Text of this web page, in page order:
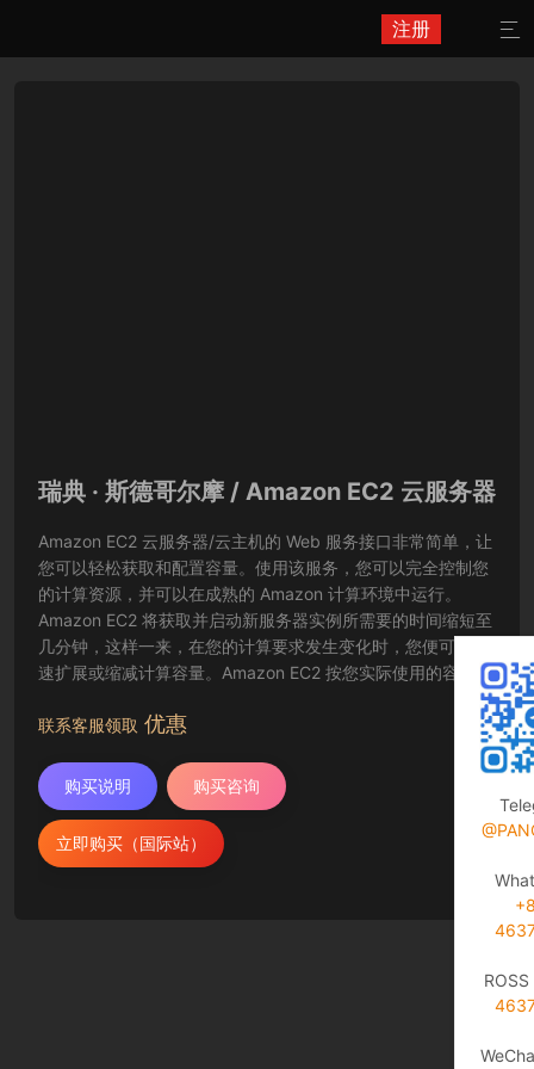
注册 
瑞典 · 斯德哥尔摩 / Amazon EC2 云服务器
Amazon EC2 云服务器/云主机的 Web 服务接口非常简单，让
您可以轻松获取和配置容量。使用该服务，您可以完全控制您
的计算资源，并可以在成熟的 Amazon 计算环境中运行。
Amazon EC2 将获取并启动新服务器实例所需要的时间缩短至
几分钟，这样一来，在您的计算要求发生变化时，您便可以快
速扩展或缩减计算容量。Amazon EC2 按您实际使用的容量收
费，改变了计算的成本结算方式。Amazon EC2 云服务器还为
开发人员提供了创建故障恢复应用程序以及排除常见故障情况
联系客服领取 优惠
购买说明 购买咨询
立即购买（国际站）